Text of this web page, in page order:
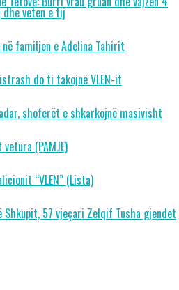
dhe veten e tij
familjen e Adelina Tahirit
do ti takojnë VLEN-it
shoferët e shkarkojnë masivisht
(PAMJE)
“VLEN” (Lista)
57 vjeçari Zelqif Tusha gjendet